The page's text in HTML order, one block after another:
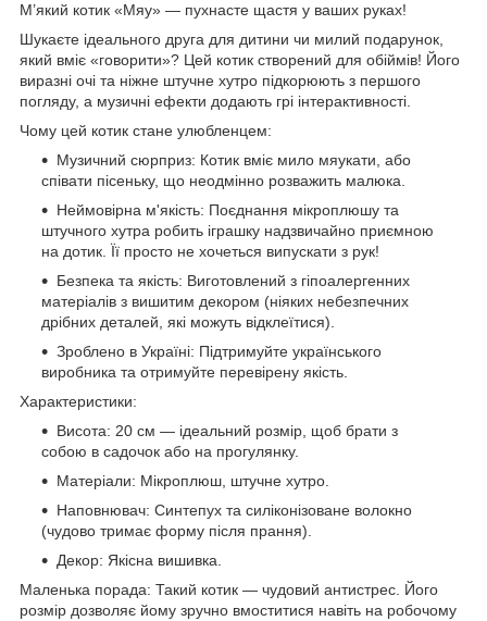
М’який котик «Мяу» — пухнасте щастя у ваших руках!
Шукаєте ідеального друга для дитини чи милий подарунок,
який вміє «говорити»? Цей котик створений для обіймів! Його
виразні очі та ніжне штучне хутро підкорюють з першого
погляду, а музичні ефекти додають грі інтерактивності.
Чому цей котик стане улюбленцем:
Музичний сюрприз: Котик вміє мило мяукати, або
співати пісеньку, що неодмінно розважить малюка.
Неймовірна м'якість: Поєднання мікроплюшу та
штучного хутра робить іграшку надзвичайно приємною
на дотик. Її просто не хочеться випускати з рук!
Безпека та якість: Виготовлений з гіпоалергенних
матеріалів з вишитим декором (ніяких небезпечних
дрібних деталей, які можуть відклеїтися).
Зроблено в Україні: Підтримуйте українського
виробника та отримуйте перевірену якість.
Характеристики:
Висота: 20 см — ідеальний розмір, щоб брати з
собою в садочок або на прогулянку.
Матеріали: Мікроплюш, штучне хутро.
Наповнювач: Синтепух та силіконізоване волокно
(чудово тримає форму після прання).
Декор: Якісна вишивка.
Маленька порада: Такий котик — чудовий антистрес. Його
розмір дозволяє йому зручно вмоститися навіть на робочому